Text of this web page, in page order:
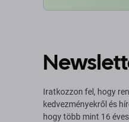
Iratkozzon fel, hogy
kedvezményekről és
hogy több mint 16